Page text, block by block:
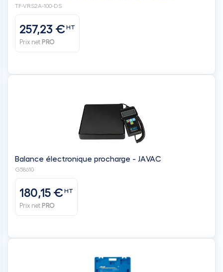
210x260mm, housse souple - VALUE
TF-VRS2A-100-DS
257,23 €HT
Prix net PRO
Balance électronique procharge - JAVAC
G58610
180,15 €HT
Prix net PRO